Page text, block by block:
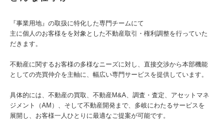
『事業用地』の取扱に特化した専門チームにて
主に個人のお客様をを対象とした不動産取引・権利調整を行っていた
だきます。
不動産に関するお客様の多様なニーズに対し、直接交渉から本部機能
としての売買仲介を主軸に、幅広い専門サービスを提供しています。
具体的には、不動産の買取、不動産M&A、調査・査定、アセットマネ
ジメント（AM）、そして不動産開発まで、多岐にわたるサービスを
展開し、お客様一人ひとりに最適なご提案が可能です。